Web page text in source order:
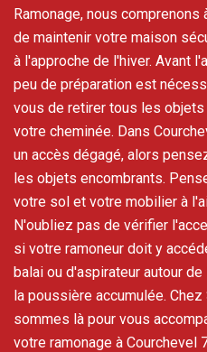
Ramonage, nous
de maintenir votre maison
à l'approche de l'hiver. Avant
peu de préparation est
vous de retirer tous les
votre cheminée. Dans
un accès dégagé, alors
les objets encombrants.
votre sol et votre mobilier à
N'oubliez pas de vérifier
si votre ramoneur doit y
balai ou d'aspirateur autour
la poussière accumulée. Chez
sommes là pour vous
votre ramonage à Courchevel